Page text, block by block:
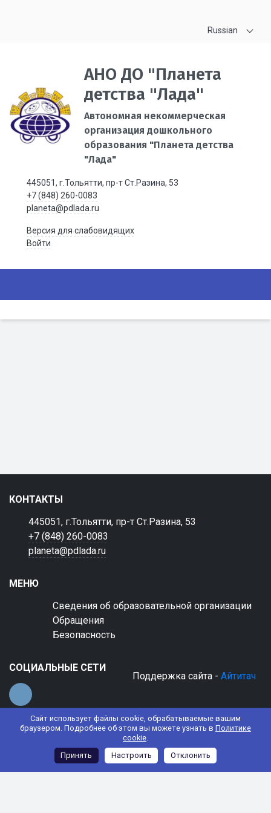
Сайт использует файлы cookie, обрабатываемые вашим
браузером. Подробнее об этом вы можете узнать в Политике
cookie.
Принять
Настроить Отклонить
Russian
АНО ДО "Планета
детства "Лада"
Автономная некоммерческая
организация дошкольного
образования "Планета детства
"Лада"
445051, г.Тольятти, пр-т Ст.Разина, 53
+7 (848) 260-0083
planeta@pdlada.ru
Версия для слабовидящих
Войти
КОНТАКТЫ
445051, г.Тольятти, пр-т Ст.Разина, 53
+7 (848) 260-0083
planeta@pdlada.ru
МЕНЮ
Сведения об образовательной организации
Обращения
Безопасность
СОЦИАЛЬНЫЕ СЕТИ
Поддержка сайта - Айтитач
© 2022 АНО ДО "Планета детства "Лада"